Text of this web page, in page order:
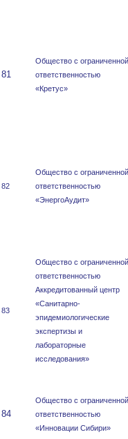
81
Общество с ограниченной
ответственностью
«Кретус»
82
Общество с ограниченной
ответственностью
«ЭнергоАудит»
83
Общество с ограниченной
ответственностью
Аккредитованный центр
«Санитарно-
эпидемиологические
экспертизы и
лабораторные
исследования»
84
Общество с ограниченной
ответственностью
«Инновации Сибири»